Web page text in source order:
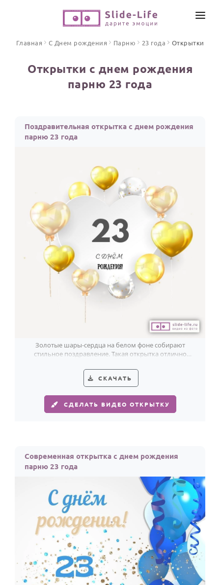
Открытки
С Днем рождения
Юбилей
Свадьба
Годовщина свадьбы
Календарь праздников
Женщине
Папе
Детям
Все родственники
ПЕРСОНАЛЬНЫЕ
Пожелания
ИНСТРУМЕНТЫ
ОТЗЫВЫ
Главная С Днем рождения Парню 23 года Открытки
Открытки с днем рождения
парню 23 года
Поздравительная открытка с днем рождения
парню 23 года
Золотые шары-сердца на белом фоне собирают
стильное поздравление. Такая открытка отлично
СКАЧАТЬ
СДЕЛАТЬ ВИДЕО ОТКРЫТКУ
Современная открытка с днем рождения
парню 23 года